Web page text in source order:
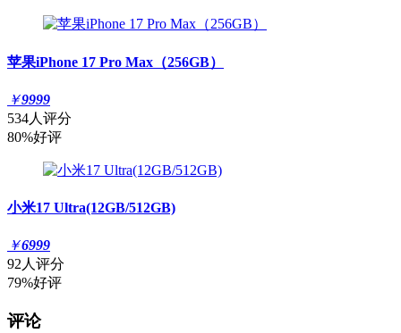
苹果iPhone 17 Pro Max（256GB）
￥9999
534人评分
80%好评
小米17 Ultra(12GB/512GB)
￥6999
92人评分
79%好评
评论